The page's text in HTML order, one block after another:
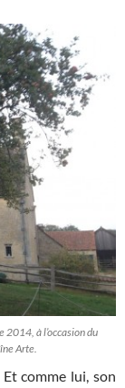
à l’occasion du
Arte.
comme lui, son